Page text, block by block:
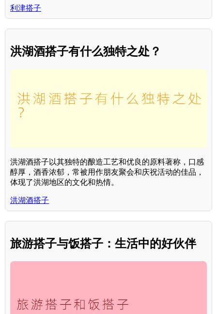
利津搭子
洪湖酒搭子有什么独特之处？
洪湖酒搭子以其独特的酿造工艺和优良的原料著称，口感
醇厚，酒香浓郁，常被用作朋友聚会和庆祝活动的佳品，
体现了洪湖地区的文化和热情。
洪湖酒搭子
旅游搭子与饭搭子：生活中的好伙伴